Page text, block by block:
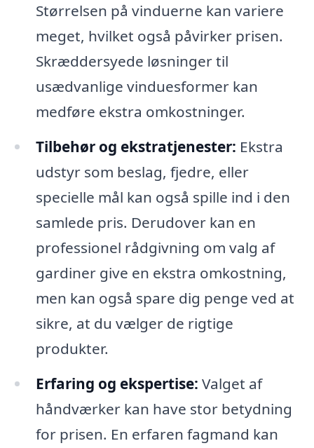
Størrelsen på vinduerne kan variere
meget, hvilket også påvirker prisen.
Skræddersyede løsninger til
usædvanlige vinduesformer kan
medføre ekstra omkostninger.
Tilbehør og ekstratjenester: Ekstra
udstyr som beslag, fjedre, eller
specielle mål kan også spille ind i den
samlede pris. Derudover kan en
professionel rådgivning om valg af
gardiner give en ekstra omkostning,
men kan også spare dig penge ved at
sikre, at du vælger de rigtige
produkter.
Erfaring og ekspertise: Valget af
håndværker kan have stor betydning
for prisen. En erfaren fagmand kan